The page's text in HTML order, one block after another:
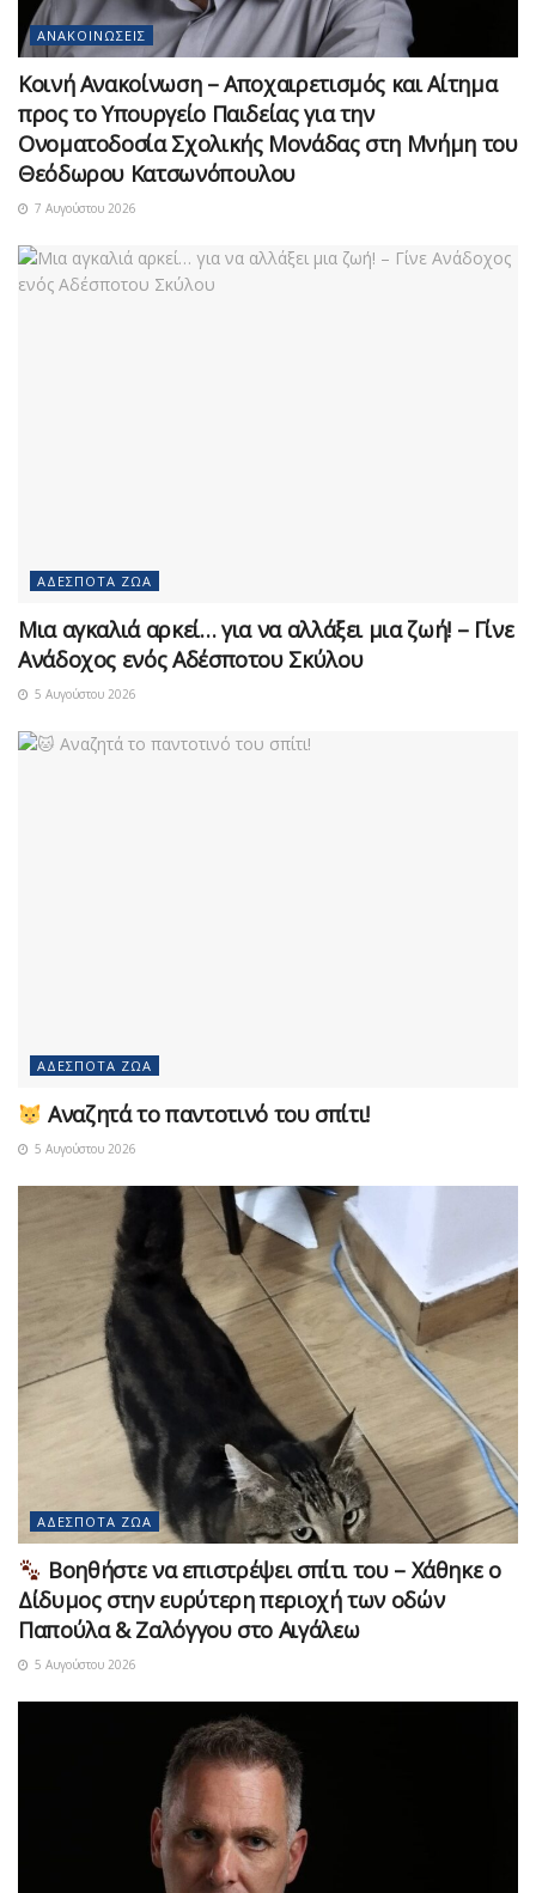
ΑΝΑΚΟΙΝΏΣΕΙΣ
Κοινή Ανακοίνωση – Αποχαιρετισμός και Αίτημα
προς το Υπουργείο Παιδείας για την
Ονοματοδοσία Σχολικής Μονάδας στη Μνήμη του
Θεόδωρου Κατσωνόπουλου
7 Αυγούστου 2026
ΑΔΈΣΠΟΤΑ ΖΏΑ
Μια αγκαλιά αρκεί… για να αλλάξει μια ζωή! – Γίνε
Ανάδοχος ενός Αδέσποτου Σκύλου
5 Αυγούστου 2026
ΑΔΈΣΠΟΤΑ ΖΏΑ
Αναζητά το παντοτινό του σπίτι!
5 Αυγούστου 2026
ΑΔΈΣΠΟΤΑ ΖΏΑ
Βοηθήστε να επιστρέψει σπίτι του – Χάθηκε ο
Δίδυμος στην ευρύτερη περιοχή των οδών
Παπούλα & Ζαλόγγου στο Αιγάλεω
5 Αυγούστου 2026